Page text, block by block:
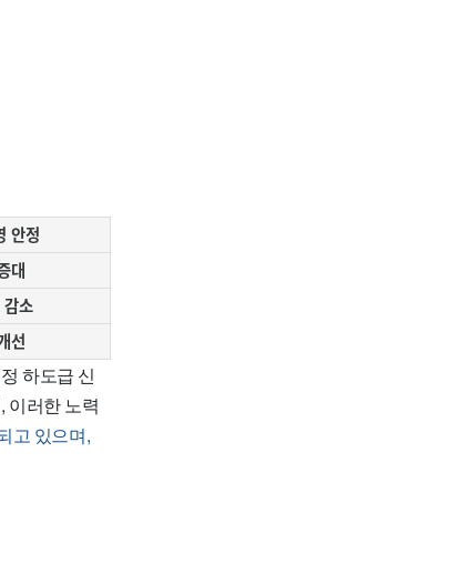
안정
대
소
선
하도급 신
이러한 노력
고 있으며,